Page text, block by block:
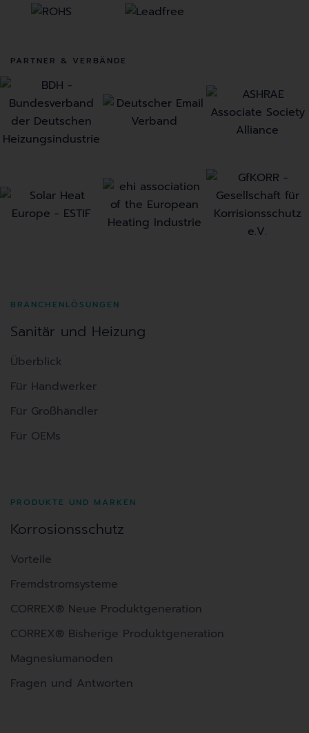
PARTNER & VERBÄNDE
BRANCHENLÖSUNGEN
Sanitär und Heizung
Überblick
Für Handwerker
Für Großhändler
Für OEMs
PRODUKTE UND MARKEN
Korrosionsschutz
Vorteile
Fremdstromsysteme
CORREX® Neue Produktgeneration
CORREX® Bisherige Produktgeneration
Magnesiumanoden
Fragen und Antworten